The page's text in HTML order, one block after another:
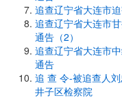
追查辽宁省大连市
追查辽宁省大连市
通告（2）
追查辽宁省大连市
通告
追 查 令-被追查人
井子区检察院